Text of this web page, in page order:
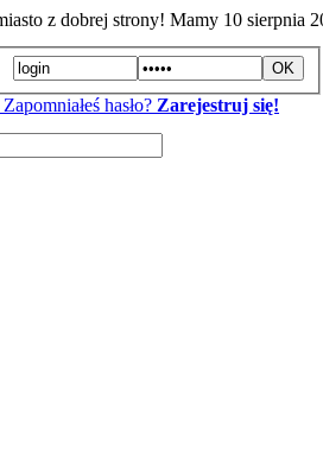
z dobrej strony! Mamy 10 sierpnia
Zapomniałeś hasło? Zarejestruj się!